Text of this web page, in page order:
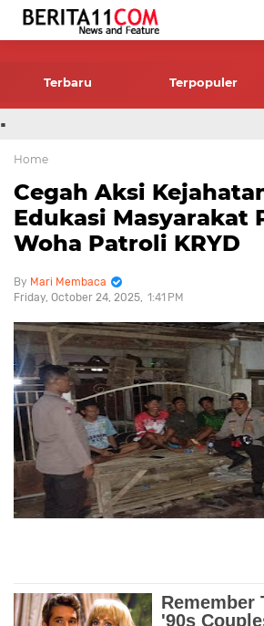
Terbaru Terpopuler
.
Home
Cegah Aksi
Edukasi Masyarakat
Woha Patroli KRYD
Mari Membaca
Friday, October 24, 2025 1:41 PM